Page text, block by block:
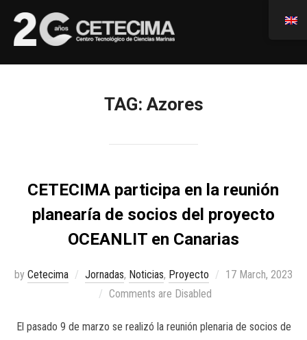
TAG: Azores
CETECIMA participa en la reunión
planearía de socios del proyecto
OCEANLIT en Canarias
by Cetecima Jornadas, Noticias, Proyecto
17 March, 2023
Comments are Disabled
El pasado 9 de marzo se realizó la reunión plenaria de socios de